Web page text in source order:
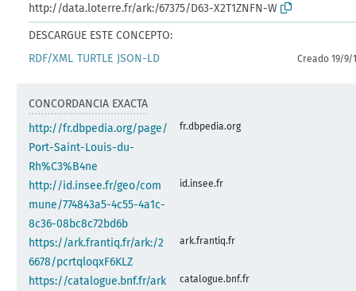
http://data.loterre.fr/ark:/67375/D63-X2T1ZNFN-W
DESCARGUE ESTE CONCEPTO:
RDF/XML TURTLE JSON-LD Creado 19/9/
CONCORDANCIA EXACTA
http://fr.dbpedia.org/page/
Port-Saint-Louis-du-
Rh%C3%B4ne
fr.dbpedia.org
http://id.insee.fr/geo/com
mune/774843a5-4c55-4a1c-
8c36-08bc8c72bd6b
id.insee.fr
https://ark.frantiq.fr/ark:/2
6678/pcrtqloqxF6KLZ
ark.frantiq.fr
https://catalogue.bnf.fr/ark
catalogue.bnf.fr